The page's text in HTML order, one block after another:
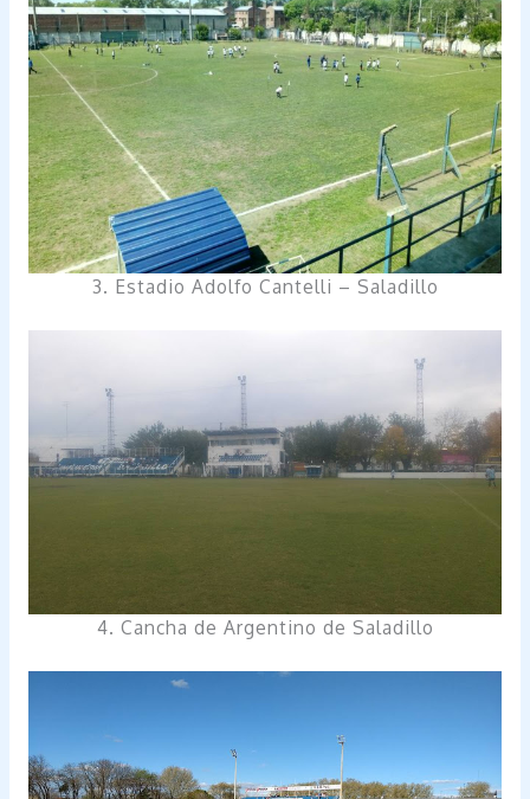
3. Estadio Adolfo Cantelli – Saladillo
4. Cancha de Argentino de Saladillo